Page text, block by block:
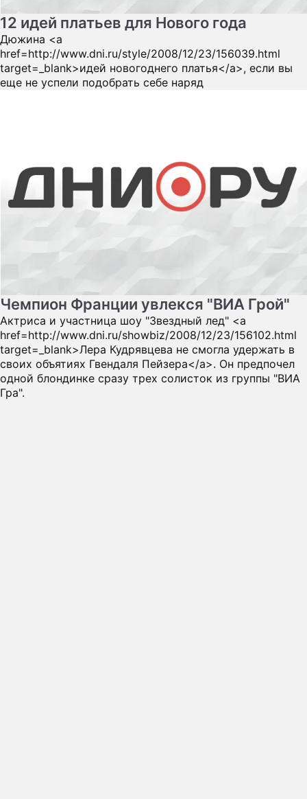
12 идей платьев для Нового года
Дюжина <a
href=http://www.dni.ru/style/2008/12/23/156039.html
target=_blank>идей новогоднего платья</a>, если вы
еще не успели подобрать себе наряд
Чемпион Франции увлекся "ВИА Грой"
Актриса и участница шоу "Звездный лед" <a
href=http://www.dni.ru/showbiz/2008/12/23/156102.html
target=_blank>Лера Кудрявцева не смогла удержать в
своих объятиях Гвендаля Пейзера</a>. Он предпочел
одной блондинке сразу трех солисток из группы "ВИА
Гра".